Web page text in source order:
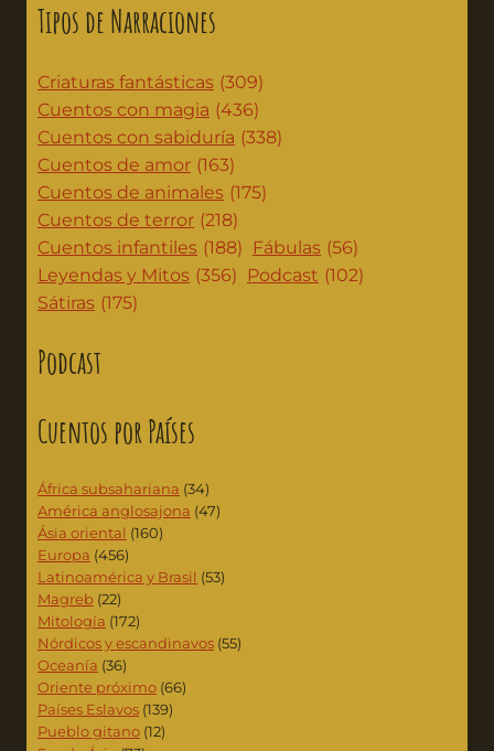
Tipos de Narraciones
Criaturas fantásticas (309)
Cuentos con magia (436)
Cuentos con sabiduría (338)
Cuentos de amor (163)
Cuentos de animales (175)
Cuentos de terror (218)
Cuentos infantiles (188) Fábulas (56)
Leyendas y Mitos (356) Podcast (102)
Sátiras (175)
Podcast
Cuentos por Países
África subsahariana (34)
América anglosajona (47)
Ásia oriental (160)
Europa (456)
Latinoamérica y Brasil (53)
Magreb (22)
Mitología (172)
Nórdicos y escandinavos (55)
Oceanía (36)
Oriente próximo (66)
Países Eslavos (139)
Pueblo gitano (12)